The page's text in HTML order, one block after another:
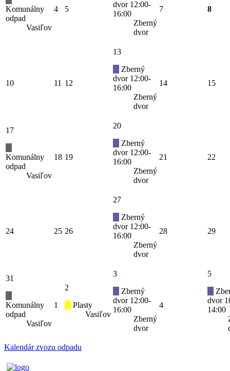
Komunálny
odpad
Vasiľov
4 5
dvor 12:00-
16:00
Zberný
dvor
7 8
10 11 12
13
Zberný
dvor 12:00-
16:00
Zberný
dvor
14 15
17
Komunálny
odpad
Vasiľov
18 19
20
Zberný
dvor 12:00-
16:00
Zberný
dvor
21 22
24 25 26
27
Zberný
dvor 12:00-
16:00
Zberný
dvor
28 29
31
Komunálny
odpad
Vasiľov
1
2
Plasty
Vasiľov
3
Zberný
dvor 12:00-
16:00
Zberný
dvor
4
5
dvor
14:00
Kalendár zvozu odpadu